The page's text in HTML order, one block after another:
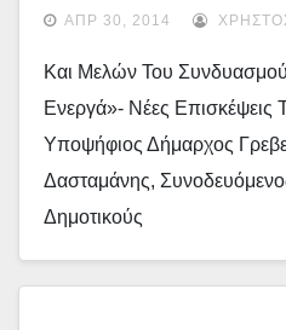
Κοινότητες Της
ΑΠΡ 30, 2014
Και Μελών Του
Ενεργά»- Νέες Επισκέψεις
Υποψήφιος Δήμαρχος
Δασταμάνης,
Δημοτικούς